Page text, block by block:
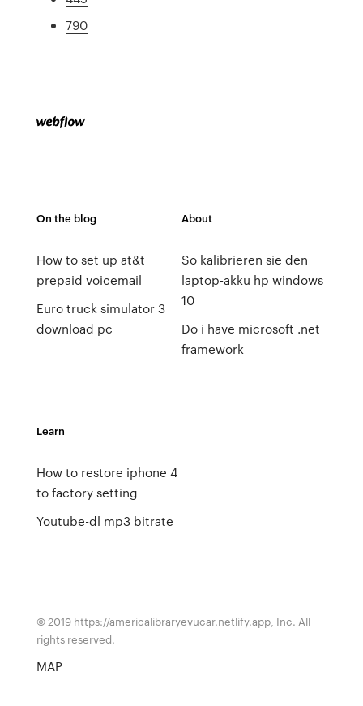
790
On the blog
How to set up at&t
prepaid voicemail
Euro truck simulator 3
download pc
About
So kalibrieren sie den
laptop-akku hp windows
10
Do i have microsoft .net
framework
Learn
How to restore iphone 4
to factory setting
Youtube-dl mp3 bitrate
© 2019 https://americalibraryevucar.netlify.app, Inc. All
rights reserved.
MAP